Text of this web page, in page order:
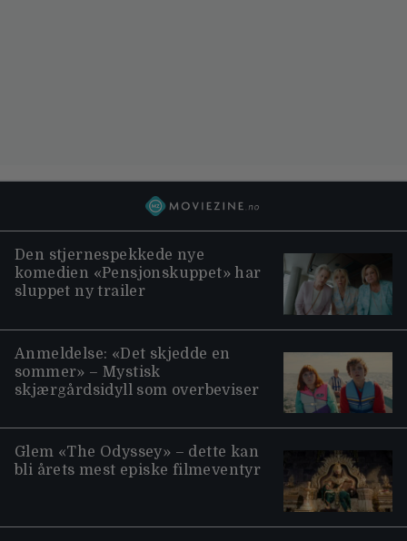
Den stjernespekkede nye
komedien «Pensjonskuppet» har
sluppet ny trailer
Anmeldelse: «Det skjedde en
sommer» – Mystisk
skjærgårdsidyll som overbeviser
Glem «The Odyssey» – dette kan
bli årets mest episke filmeventyr